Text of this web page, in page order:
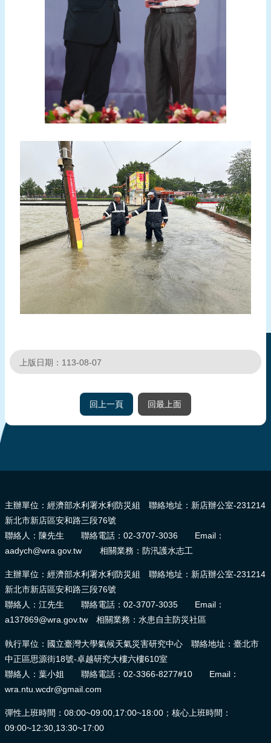
上版日期：113-08-07
回上一頁 回最上面
主辦單位：經濟部水利署水利防災組 聯絡地址：新店辦公室-231214
新北市新店區安和路三段76號
聯絡人：陳先生 聯絡電話：02-3707-3036 Email：
aadych@wra.gov.tw 相關業務：防汛護水志工
主辦單位：經濟部水利署水利防災組 聯絡地址：新店辦公室-231214
新北市新店區安和路三段76號
聯絡人：江先生 聯絡電話：02-3707-3035 Email：
a137869@wra.gov.tw 相關業務：水患自主防災社區
執行單位：國立臺灣大學氣候天氣災害研究中心 聯絡地址：臺北市
中正區思源街18號-卓越研究大樓六樓610室
聯絡人：葉小姐 聯絡電話：02-3366-8277#10 Email：
wra.ntu.wcdr@gmail.com
彈性上班時間：08:00~09:00,17:00~18:00；核心上班時間：
09:00~12:30,13:30~17:00